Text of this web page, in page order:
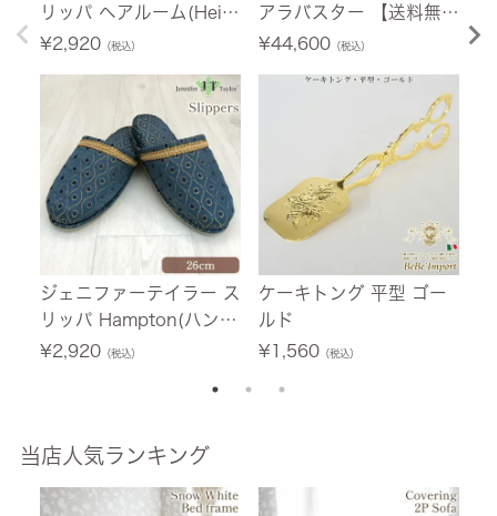
リッパ ヘアルーム(Heirl
oom) 26cm
¥2,920（税込）
ジェニファーテイラー ス
リッパ Hampton(ハンプ
トン) 26cm
¥2,920（税込）
アラバスター 【送料無
料】
¥44,600（税込）
ケーキトング 平型 ゴー
ルド
¥1,560（税込）
¥
当店人気ランキング